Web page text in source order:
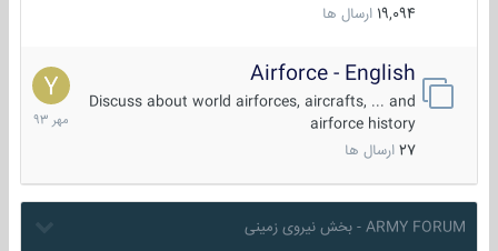
19,094 ارسال ها
Airforce - English
Discuss about world airforces, aircrafts, ... and
airforce history
27 ارسال ها
15
مهر
1393
ARMY FORUM - بخش نیروی زمینی